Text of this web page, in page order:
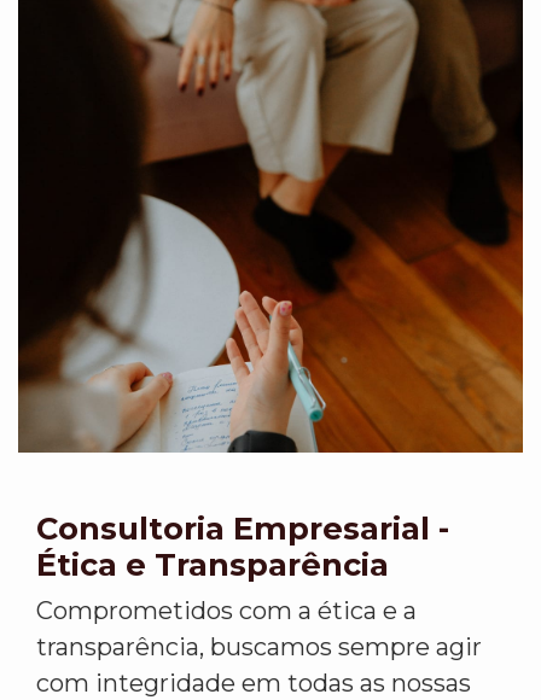
Consultoria Empresarial -
Ética e Transparência
Comprometidos com a ética e a
transparência, buscamos sempre agir
com integridade em todas as nossas